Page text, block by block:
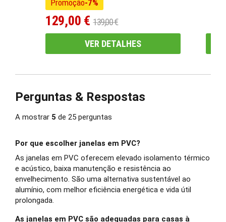
funcionamento suave e duradouro.
Folgas sugeridas face ao vão: 5mm nas laterais e no topo
Parafusos adequados para fixação de caixilharias.
Cunhas: Para nivelar bem a janela e na zona dos
mesmos.
Promoção-7%
129,00 €139,00 €
VER DETALHES
Perguntas & Respostas
A mostrar 5 de 25 perguntas
Por que escolher janelas em PVC?
As janelas em PVC oferecem elevado isolamento térmico
e acústico, baixa manutenção e resistência ao
envelhecimento. São uma alternativa sustentável ao
alumínio, com melhor eficiência energética e vida útil
prolongada.
As janelas em PVC são adequadas para casas à